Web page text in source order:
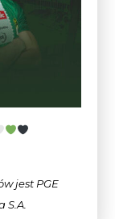
jest PGE
S.A.